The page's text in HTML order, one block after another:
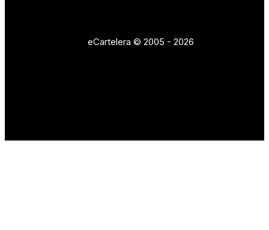
eCartelera © 2005 - 2026